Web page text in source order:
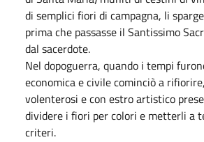
di semplici fiori di campagna, li
prima che passasse il Santissimo
dal sacerdote.
Nel dopoguerra, quando i tempi
economica e civile cominciò a
volenterosi e con estro artistico
dividere i fiori per colori e metterli a
criteri.